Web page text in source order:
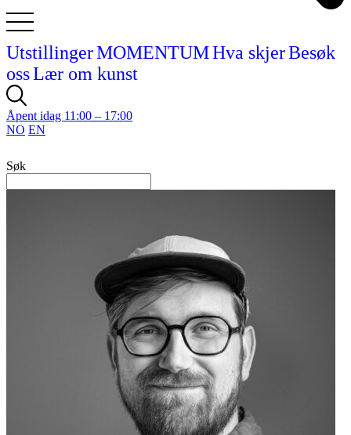
UtstillingerMOMENTUMHva skjerBesøk
ossLær om kunst
Åpent idag 11:00 – 17:00
NO EN
Søk